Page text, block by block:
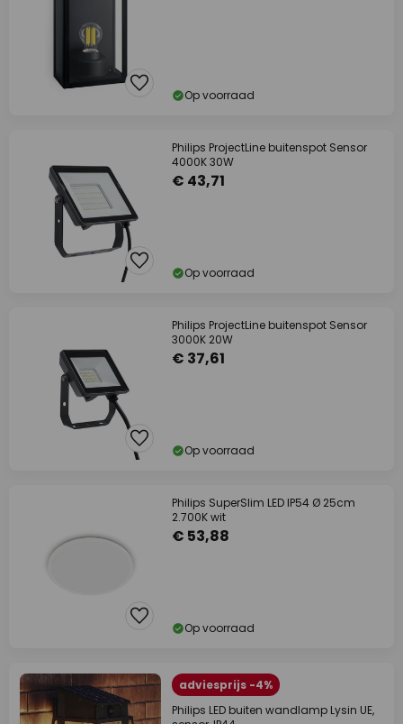
Op voorraad
Philips ProjectLine buitenspot Sensor
4000K 30W
€ 43,71
Op voorraad
Philips ProjectLine buitenspot Sensor
3000K 20W
€ 37,61
Op voorraad
Philips SuperSlim LED IP54 Ø 25cm
2.700K wit
€ 53,88
Op voorraad
adviesprijs -4%
Philips LED buiten wandlamp Lysin UE,